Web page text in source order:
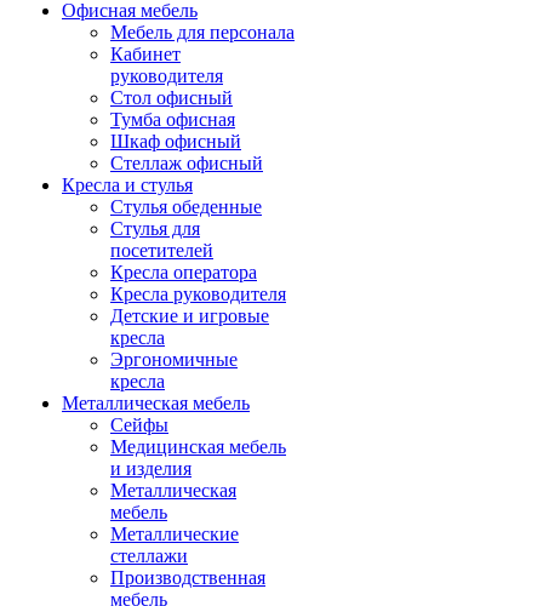
Офисная мебель
Мебель для персонала
Кабинет
руководителя
Стол офисный
Тумба офисная
Шкаф офисный
Стеллаж офисный
Кресла и стулья
Стулья обеденные
Стулья для
посетителей
Кресла оператора
Кресла руководителя
Детские и игровые
кресла
Эргономичные
кресла
Металлическая мебель
Сейфы
Медицинская мебель
и изделия
Металлическая
мебель
Металлические
стеллажи
Производственная
мебель